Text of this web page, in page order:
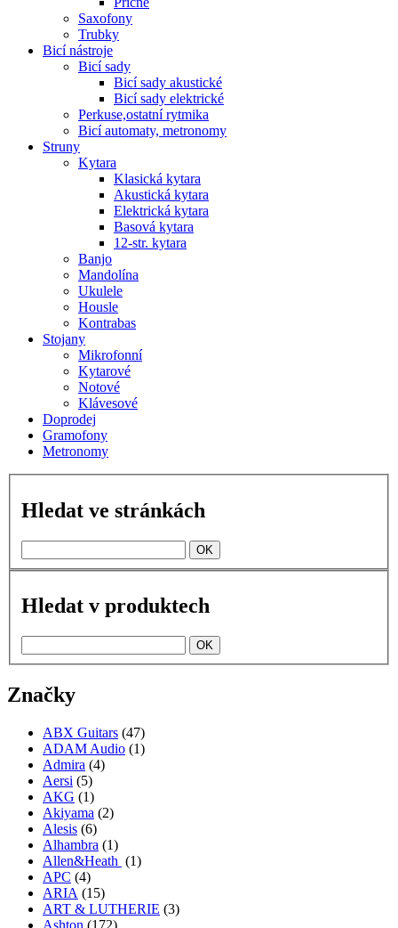
Saxofony
Trubky
Bicí nástroje
Bicí sady
Bicí sady akustické
Bicí sady elektrické
Perkuse,ostatní rytmika
Bicí automaty, metronomy
Struny
Kytara
Klasická kytara
Akustická kytara
Elektrická kytara
Basová kytara
12-str. kytara
Banjo
Mandolína
Ukulele
Housle
Kontrabas
Stojany
Mikrofonní
Kytarové
Notové
Klávesové
Doprodej
Gramofony
Metronomy
Hledat ve stránkách
Hledat v produktech
Značky
ABX Guitars (47)
ADAM Audio (1)
Admira (4)
Aersi (5)
AKG (1)
Akiyama (2)
Alesis (6)
Alhambra (1)
Allen&Heath (1)
APC (4)
ARIA (15)
ART & LUTHERIE (3)
Ashton (172)